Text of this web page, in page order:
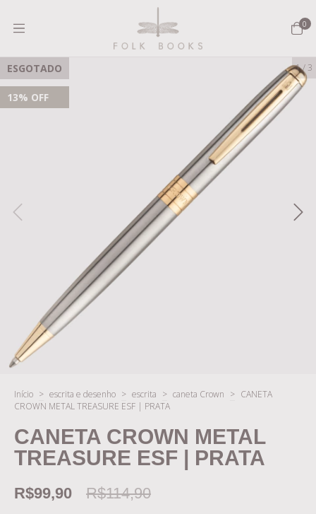
0
ESGOTADO
13% OFF
1/ 3
Início > escrita e desenho > escrita > caneta Crown > CANETA
CROWN METAL TREASURE ESF | PRATA
CANETA CROWN METAL
TREASURE ESF | PRATA
R$99,90 R$114,90